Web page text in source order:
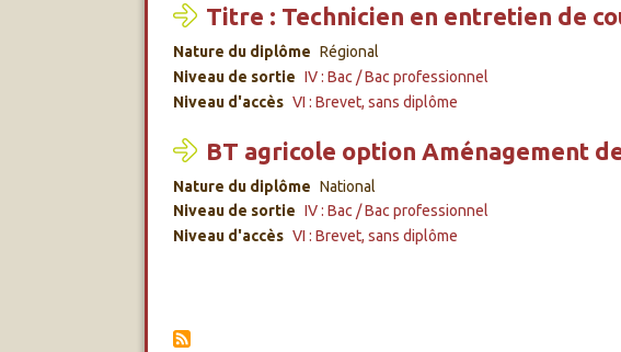
Titre : Technicien en entretien de
Nature du diplôme Régional
Niveau de sortie IV : Bac / Bac professionnel
Niveau d'accès VI : Brevet, sans diplôme
BT agricole option Aménagement
Nature du diplôme National
Niveau de sortie IV : Bac / Bac professionnel
Niveau d'accès VI : Brevet, sans diplôme